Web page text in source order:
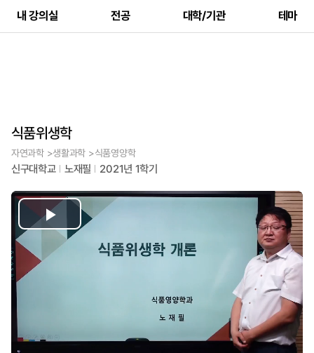
내 강의실 전공 대학/기관 테마
식품위생학
자연과학 >생활과학 >식품영양학
신구대학교 노재필 2021년 1학기
Play
Video